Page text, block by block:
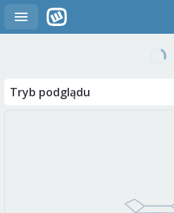
Tryb podglądu